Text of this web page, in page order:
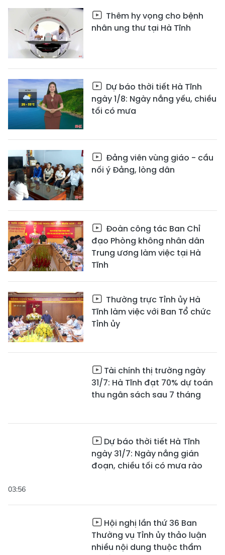
Thêm hy vọng cho bệnh
nhân ung thư tại Hà Tĩnh
Dự báo thời tiết Hà Tĩnh
ngày 1/8: Ngày nắng yếu, chiều
tối có mưa
Đảng viên vùng giáo - cầu
nối ý Đảng, lòng dân
Đoàn công tác Ban Chỉ
đạo Phòng không nhân dân
Trung ương làm việc tại Hà
Tĩnh
Thường trực Tỉnh ủy Hà
Tĩnh làm việc với Ban Tổ chức
Tỉnh ủy
Tài chính thị trường ngày
31/7: Hà Tĩnh đạt 70% dự toán
thu ngân sách sau 7 tháng
03:56
Dự báo thời tiết Hà Tĩnh
ngày 31/7: Ngày nắng gián
đoạn, chiều tối có mưa rào
Hội nghị lần thứ 36 Ban
Thường vụ Tỉnh ủy thảo luận
nhiều nội dung thuộc thẩm